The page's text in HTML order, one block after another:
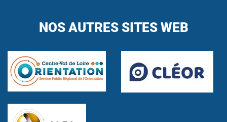
NOS AUTRES SITES WEB